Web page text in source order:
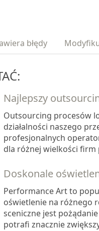
błędy
Najlepszy
Outsourcing procesów
działalności naszego
profesjonalnych
dla różnej wielkości firm
Doskonale
Performance Art to
oświetlenie na różnego
sceniczne jest
potrafi znacznie